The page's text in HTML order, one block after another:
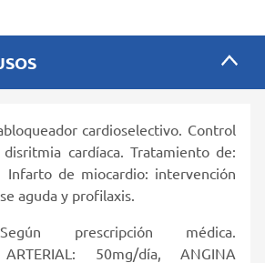
cardioselectivo. Control
cardíaca. Tratamiento de:
Infarto de miocardio: intervención
aguda y profilaxis.
Según prescripción médica.
ARTERIAL: 50mg/día, ANGINA